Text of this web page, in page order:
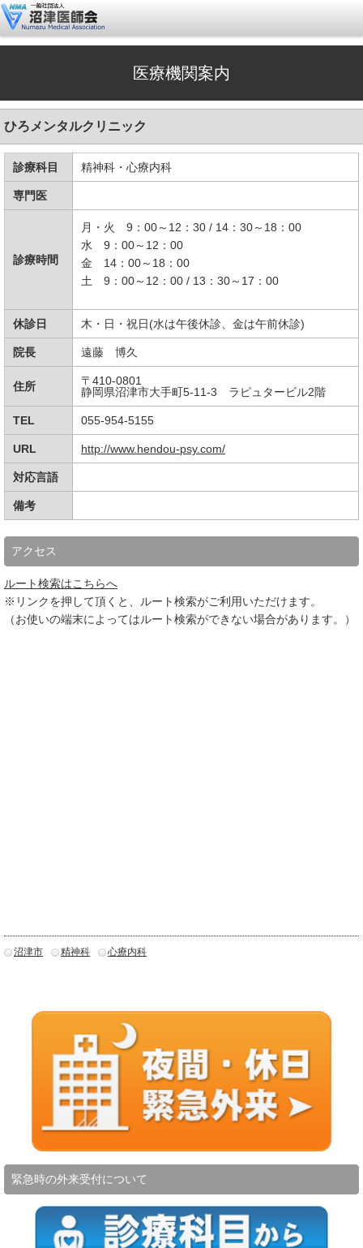
医療機関案内
ひろメンタルクリニック
診療科目 精神科・心療内科
専門医
診療時間
月・火 9：00～12：30 / 14：30～18：00
水 9：00～12：00
金 14：00～18：00
土 9：00～12：00 / 13：30～17：00
休診日 木・日・祝日(水は午後休診、金は午前休診)
院長 遠藤 博久
住所
〒410-0801
静岡県沼津市大手町5-11-3 ラピュタービル2階
TEL 055-954-5155
URL http://www.hendou-psy.com/
対応言語
備考
アクセス
ルート検索はこちらへ
※リンクを押して頂くと、ルート検索がご利用いただけます。
（お使いの端末によってはルート検索ができない場合があります。）
沼津市 精神科 心療内科
緊急時の外来受付について